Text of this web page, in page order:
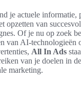
je actuele informatie,
opzetten van
Of je nu op zoek
van AI-technologieën
All In Ads
van je doelen in
marketing.